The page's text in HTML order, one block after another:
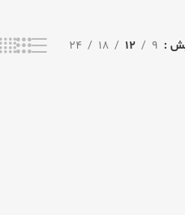
9
12
18
24